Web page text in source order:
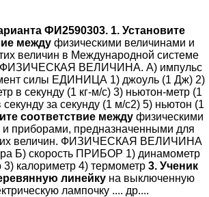
ФИ2590303. 1. Установите
между физическими величинами и
величин в Международной системе
ФИЗИЧЕСКАЯ ВЕЛИЧИНА. A) импульс
силы ЕДИНИЦА 1) джоуль (1 Дж) 2)
в секунду (1 кг-м/с) 3) ньютон-метр (1
за секунду (1 м/с2) 5) ньютон (1
соответствие между физическими
и приборами, предназначенными для
величин. ФИЗИЧЕСКАЯ ВЕЛИЧИНА
Б) скорость ПРИБОР 1) динамометр
3) калориметр 4) термометр 3. Ученик
линейку на выключенную
лампочку .... др....